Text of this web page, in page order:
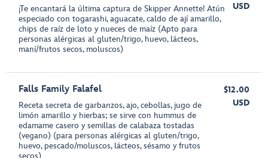
¡Te encantará la última captura de Skipper Annette! Atún
especiado con togarashi, aguacate, caldo de ají amarillo,
chips de raíz de loto y nueces de maíz (Apto para
personas alérgicas al gluten/trigo, huevo, lácteos,
maní/frutos secos, moluscos)
USD
Falls Family Falafel
Receta secreta de garbanzos, ajo, cebollas, jugo de
limón amarillo y hierbas; se sirve con hummus de
edamame casero y semillas de calabaza tostadas
(vegano) (para personas alérgicas al gluten/trigo,
huevo, pescado/moluscos, lácteos, sésamo y frutos
secos)
$12.00
USD